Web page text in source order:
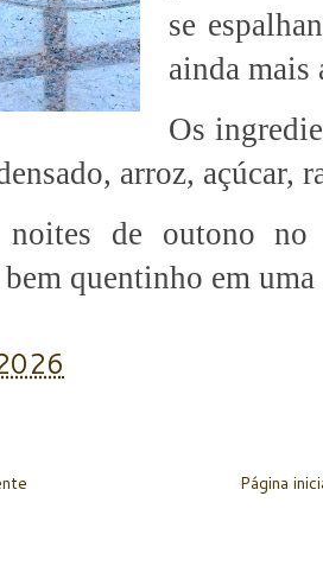
se
ainda mais
Os
arroz, açúcar,
de outono no
quentinho em
Página